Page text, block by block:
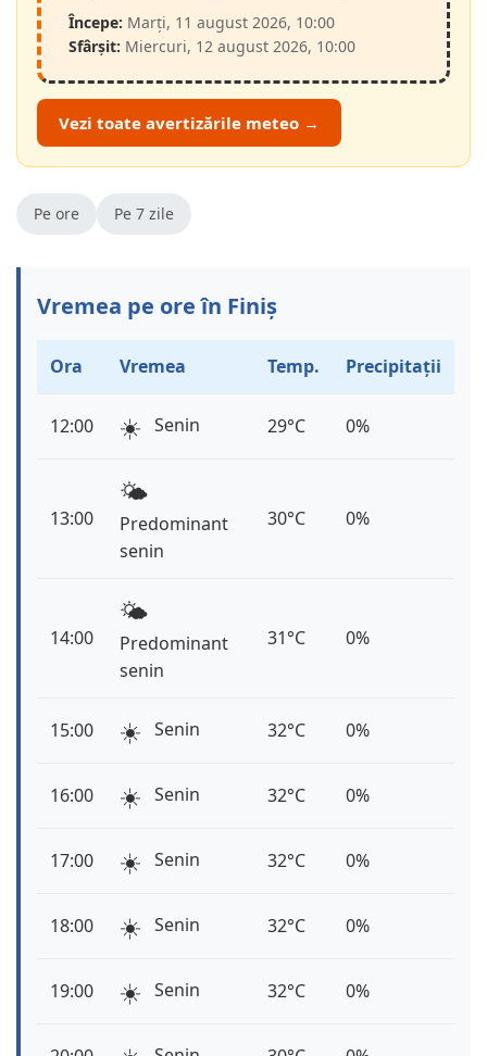
Începe: Marți, 11 august 2026, 10:00
Sfârșit: Miercuri, 12 august 2026, 10:00
Vezi toate avertizările meteo →
Pe ore Pe 7 zile
Vremea pe ore în Finiș
Ora Vremea Temp. Precipitații
12:00 ☀️ Senin 29°C 0%
13:00
🌤️
Predominant
senin
30°C 0%
14:00
🌤️
Predominant
senin
31°C 0%
15:00 ☀️ Senin 32°C 0%
16:00 ☀️ Senin 32°C 0%
17:00 ☀️ Senin 32°C 0%
18:00 ☀️ Senin 32°C 0%
19:00 ☀️ Senin 32°C 0%